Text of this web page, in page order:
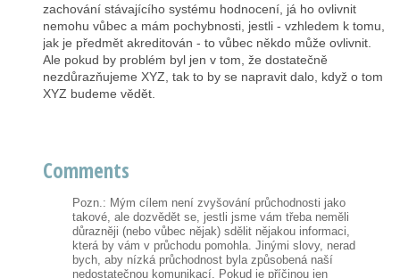
zachování stávajícího systému hodnocení, já ho ovlivnit
nemohu vůbec a mám pochybnosti, jestli - vzhledem k tomu,
jak je předmět akreditován - to vůbec někdo může ovlivnit.
Ale pokud by problém byl jen v tom, že dostatečně
nezdůrazňujeme XYZ, tak to by se napravit dalo, když o tom
XYZ budeme vědět.
Comments
Pozn.: Mým cílem není zvyšování průchodnosti jako
takové, ale dozvědět se, jestli jsme vám třeba neměli
důrazněji (nebo vůbec nějak) sdělit nějakou informaci,
která by vám v průchodu pomohla. Jinými slovy, nerad
bych, aby nízká průchodnost byla způsobená naší
nedostatečnou komunikací. Pokud je příčinou jen